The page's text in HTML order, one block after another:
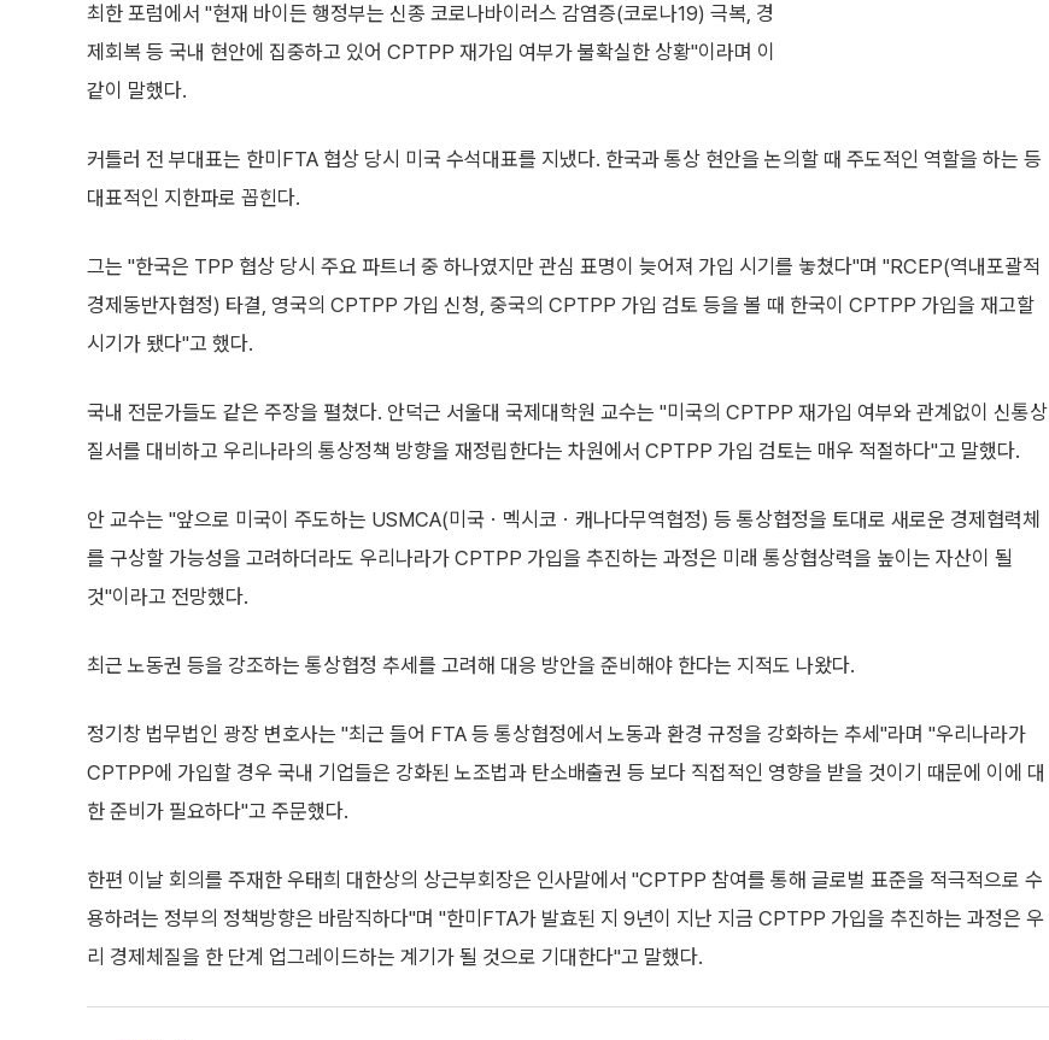
최한 포럼에서 "현재 바이든 행정부는 신종 코로나바이러스 감염증(코로나19) 극복, 경
제회복 등 국내 현안에 집중하고 있어 CPTPP 재가입 여부가 불확실한 상황"이라며 이
같이 말했다.
커틀러 전 부대표는 한미FTA 협상 당시 미국 수석대표를 지냈다. 한국과 통상 현안을 논의할 때 주도적인 역할을 하는 등
대표적인 지한파로 꼽힌다.
그는 "한국은 TPP 협상 당시 주요 파트너 중 하나였지만 관심 표명이 늦어져 가입 시기를 놓쳤다"며 "RCEP(역내포괄적
경제동반자협정) 타결, 영국의 CPTPP 가입 신청, 중국의 CPTPP 가입 검토 등을 볼 때 한국이 CPTPP 가입을 재고할
시기가 됐다"고 했다.
국내 전문가들도 같은 주장을 펼쳤다. 안덕근 서울대 국제대학원 교수는 "미국의 CPTPP 재가입 여부와 관계없이 신통상
질서를 대비하고 우리나라의 통상정책 방향을 재정립한다는 차원에서 CPTPP 가입 검토는 매우 적절하다"고 말했다.
안 교수는 "앞으로 미국이 주도하는 USMCA(미국ㆍ멕시코ㆍ캐나다무역협정) 등 통상협정을 토대로 새로운 경제협력체
를 구상할 가능성을 고려하더라도 우리나라가 CPTPP 가입을 추진하는 과정은 미래 통상협상력을 높이는 자산이 될
것"이라고 전망했다.
최근 노동권 등을 강조하는 통상협정 추세를 고려해 대응 방안을 준비해야 한다는 지적도 나왔다.
정기창 법무법인 광장 변호사는 "최근 들어 FTA 등 통상협정에서 노동과 환경 규정을 강화하는 추세"라며 "우리나라가
CPTPP에 가입할 경우 국내 기업들은 강화된 노조법과 탄소배출권 등 보다 직접적인 영향을 받을 것이기 때문에 이에 대
한 준비가 필요하다"고 주문했다.
한편 이날 회의를 주재한 우태희 대한상의 상근부회장은 인사말에서 "CPTPP 참여를 통해 글로벌 표준을 적극적으로 수
용하려는 정부의 정책방향은 바람직하다"며 "한미FTA가 발효된 지 9년이 지난 지금 CPTPP 가입을 추진하는 과정은 우
리 경제체질을 한 단계 업그레이드하는 계기가 될 것으로 기대한다"고 말했다.